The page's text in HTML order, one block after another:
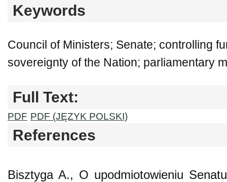
Keywords
Council of Ministers; Senate; controlling
sovereignty of the Nation; parliamentary
Full Text:
PDF PDF (JĘZYK POLSKI)
References
Bisztyga A., O upodmiotowieniu